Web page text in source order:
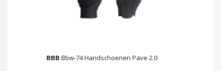
BBB Bbw-74 Handschoenen Pave 2.0